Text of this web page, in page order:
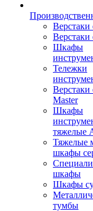
Верстаки
Верстаки
Шкафы
Тележки
Верстаки
Master
Шкафы
тяжелые
Тяжелые
шкафы
шкафы
Шкафы
тумбы